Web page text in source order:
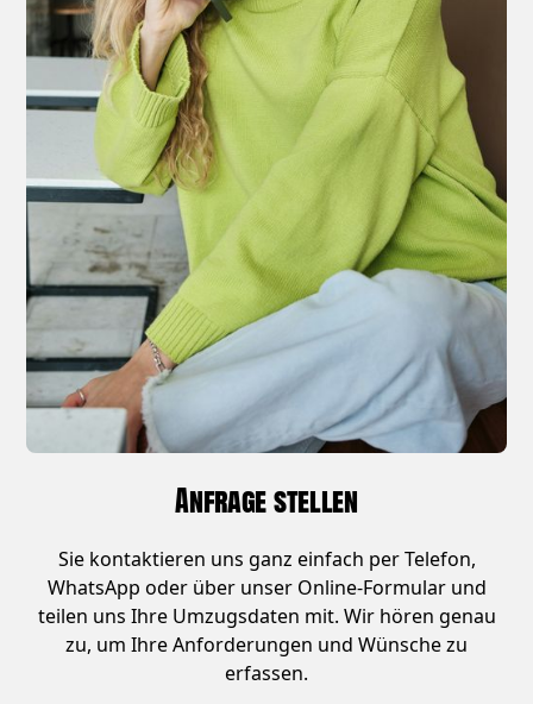
Anfrage stellen
Sie kontaktieren uns ganz einfach per Telefon,
WhatsApp oder über unser Online-Formular und
teilen uns Ihre Umzugsdaten mit. Wir hören genau
zu, um Ihre Anforderungen und Wünsche zu
erfassen.